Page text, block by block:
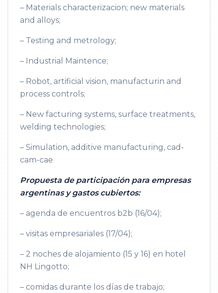
– Materials characterizacion; new materials
and alloys;
– Testing and metrology;
– Industrial Maintence;
– Robot, artificial vision, manufacturin and
process controls;
– New facturing systems, surface treatments,
welding technologies;
– Simulation, additive manufacturing, cad-
cam-cae
Propuesta de participación para empresas
argentinas y gastos cubiertos:
– agenda de encuentros b2b (16/04);
– visitas empresariales (17/04);
– 2 noches de alojamiento (15 y 16) en hotel
NH Lingotto;
– comidas durante los días de trabajo;